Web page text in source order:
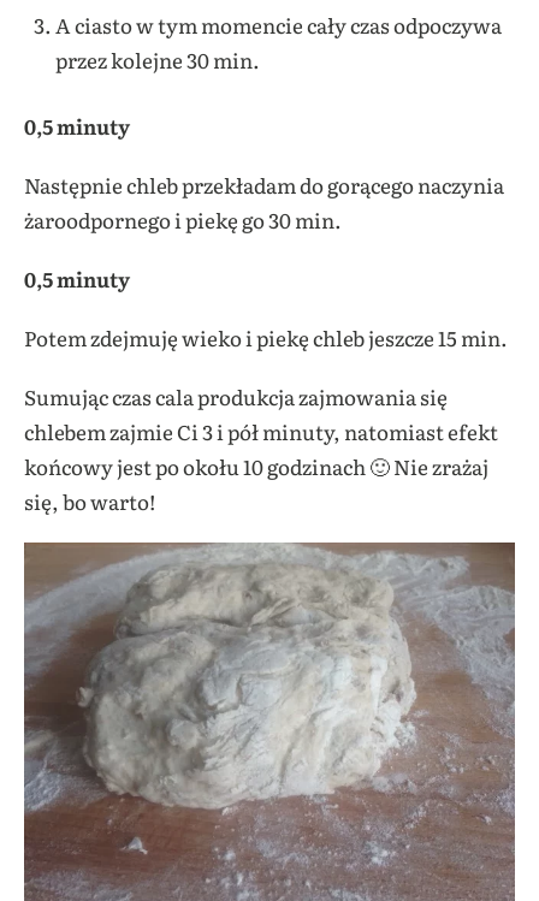
A ciasto w tym momencie cały czas odpoczywa
przez kolejne 30 min.
0,5 minuty
Następnie chleb przekładam do gorącego naczynia
żaroodpornego i piekę go 30 min.
0,5 minuty
Potem zdejmuję wieko i piekę chleb jeszcze 15 min.
Sumując czas cala produkcja zajmowania się
chlebem zajmie Ci 3 i pół minuty, natomiast efekt
końcowy jest po okołu 10 godzinach 🙂 Nie zrażaj
się, bo warto!